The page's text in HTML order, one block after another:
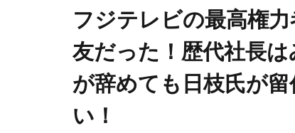
フジテレビの最高権
友だった！歴代社長
が辞めても日枝氏が
い！